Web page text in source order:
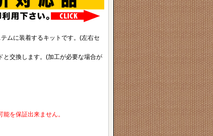
ムに装着するキットです。(左右セ
と交換します。(加工が必要な場合が
を保証出来ません。